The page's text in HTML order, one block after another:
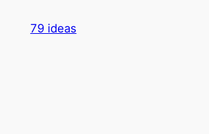
79 ideas